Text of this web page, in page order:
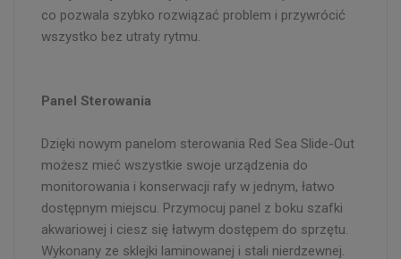
co pozwala szybko rozwiązać problem i przywrócić
wszystko bez utraty rytmu.
Panel Sterowania
Dzięki nowym panelom sterowania Red Sea Slide-Out
możesz mieć wszystkie swoje urządzenia do
monitorowania i konserwacji rafy w jednym, łatwo
dostępnym miejscu. Przymocuj panel z boku szafki
akwariowej i ciesz się łatwym dostępem do sprzętu.
Wykonany ze sklejki laminowanej i stali nierdzewnej.